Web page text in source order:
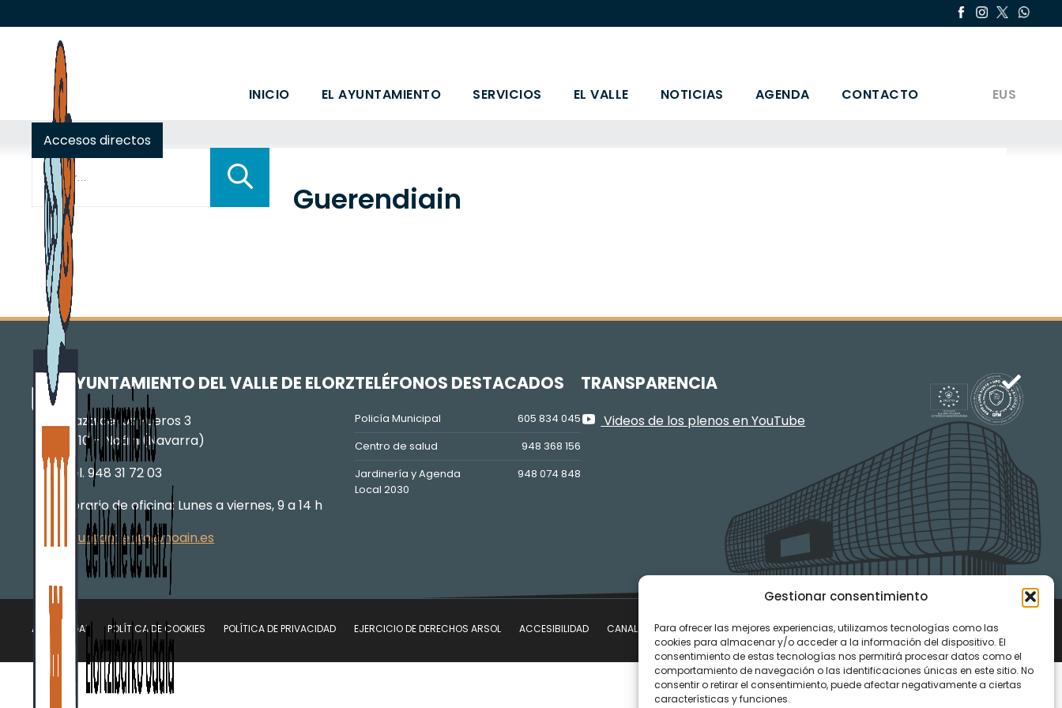
Gestionar consentimiento
Para ofrecer las mejores experiencias, utilizamos tecnologías como las
cookies para almacenar y/o acceder a la información del dispositivo. El
consentimiento de estas tecnologías nos permitirá procesar datos como el
comportamiento de navegación o las identificaciones únicas en este sitio. No
consentir o retirar el consentimiento, puede afectar negativamente a ciertas
características y funciones.
INICIO EL AYUNTAMIENTO SERVICIOS EL VALLE NOTICIAS AGENDA CONTACTO EUS
Accesos directos
Buscar:
Guerendiain
AYUNTAMIENTO DEL VALLE DE ELORZ
Plaza de los Fueros 3
31110 – Noáin (Navarra)
Tel. 948 31 72 03
Horario de oficina: Lunes a viernes, 9 a 14 h
ayuntamiento@noain.es
TELÉFONOS DESTACADOS
Policía Municipal
605 834 045
Centro de salud
948 368 156
Jardinería y Agenda
Local 2030
948 074 848
TRANSPARENCIA
Videos de los plenos en YouTube
AVISO LEGAL POLÍTICA DE COOKIES POLÍTICA DE PRIVACIDAD EJERCICIO DE DERECHOS ARSOL ACCESIBILIDAD CANAL DE DENUNCIAS